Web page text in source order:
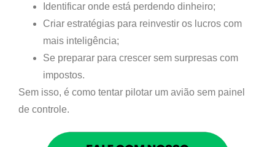
Identificar onde está perdendo dinheiro;
Criar estratégias para reinvestir os lucros com
mais inteligência;
Se preparar para crescer sem surpresas com
impostos.
Sem isso, é como tentar pilotar um avião sem painel
de controle.